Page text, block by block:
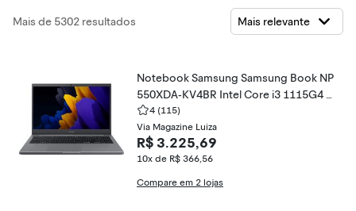
Mais de 5302 resultados
Notebook Samsung Samsung Book NP
550XDA-KV4BR Intel Core i3 1115G4 1
5,6" 8GB SSD 256 GB Windows 11
4 (115)
Via Magazine Luiza
R$ 3.225,69
10x de R$ 366,56
Compare em 2 lojas